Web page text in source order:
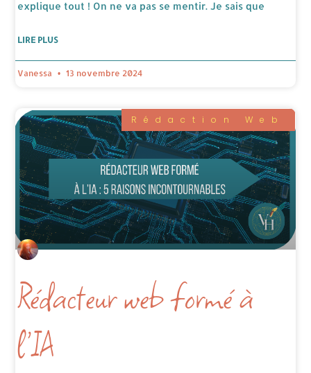
explique tout ! On ne va pas se mentir. Je sais que
LIRE PLUS
Vanessa 13 novembre 2024
Rédaction Web
Rédacteur web formé à
l’IA